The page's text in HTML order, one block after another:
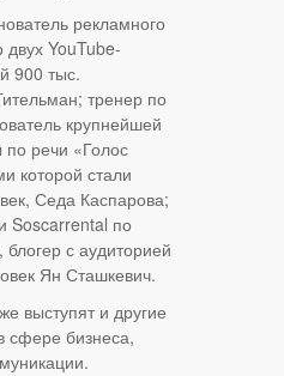
рекламного
двух YouTube-
900 тыс.
тренер по
крупнейшей
речи «Голос
которой стали
Седа Каспарова;
Soscarrental по
с аудиторией
Ян Сташкевич.
выступят и другие
сфере бизнеса,